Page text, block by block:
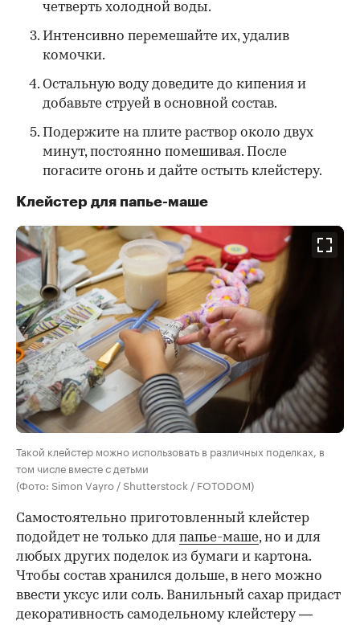
четверть холодной воды.
Интенсивно перемешайте их, удалив
комочки.
Остальную воду доведите до кипения и
добавьте струей в основной состав.
Подержите на плите раствор около двух
минут, постоянно помешивая. После
погасите огонь и дайте остыть клейстеру.
Клейстер для папье-маше
Такой клейстер можно использовать в различных поделках, в
том числе вместе с детьми
(Фото: Simon Vayro / Shutterstock / FOTODOM)
Самостоятельно приготовленный клейстер
подойдет не только для папье-маше, но и для
любых других поделок из бумаги и картона.
Чтобы состав хранился дольше, в него можно
ввести уксус или соль. Ванильный сахар придаст
декоративность самодельному клейстеру —